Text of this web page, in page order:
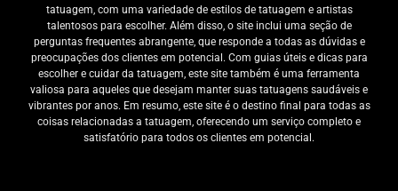
tatuagem, com uma variedade de estilos de tatuagem e artistas
talentosos para escolher. Além disso, o site inclui uma seção de
perguntas frequentes abrangente, que responde a todas as dúvidas e
preocupações dos clientes em potencial. Com guias úteis e dicas para
escolher e cuidar da tatuagem, este site também é uma ferramenta
valiosa para aqueles que desejam manter suas tatuagens saudáveis e
vibrantes por anos. Em resumo, este site é o destino final para todas as
coisas relacionadas a tatuagem, oferecendo um serviço completo e
satisfatório para todos os clientes em potencial.